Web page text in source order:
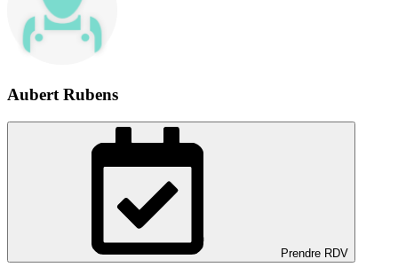
Aubert Rubens
Prendre RDV